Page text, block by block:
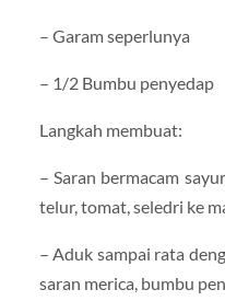
– Garam seperlunya
– 1/2 Bumbu penyedap
Langkah membuat:
– Saran bermacam
telur, tomat, seledri ke
– Aduk sampai rata
saran merica, bumbu